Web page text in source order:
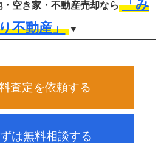
空き家・不動産売却なら 「み
不動産」 ▼
査定を依頼する
は無料相談する